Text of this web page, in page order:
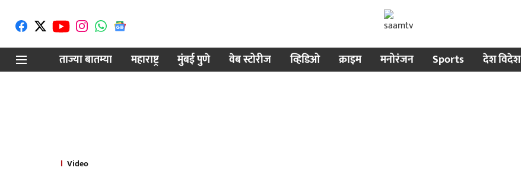
ताज्या बातम्या
महाराष्ट्र मुंबई पुणे वेब स्टोरीज व्हिडिओ क्राइम मनोरंजन Sports देश विदेश
Video